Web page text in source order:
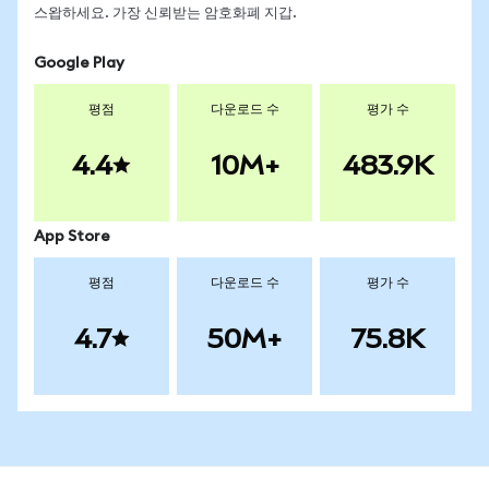
스왑하세요. 가장 신뢰받는 암호화폐 지갑.
Google Play
평점
4.4
다운로드 수
10M+
평가 수
483.9K
App Store
평점
4.7
다운로드 수
50M+
평가 수
75.8K